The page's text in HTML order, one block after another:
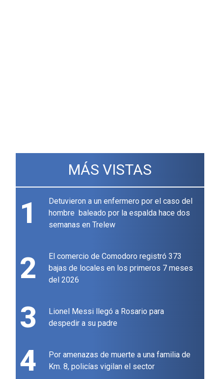
MÁS VISTAS
1
Detuvieron a un enfermero por el caso del
hombre baleado por la espalda hace dos
semanas en Trelew
2
El comercio de Comodoro registró 373
bajas de locales en los primeros 7 meses
del 2026
3
Lionel Messi llegó a Rosario para
despedir a su padre
4
Por amenazas de muerte a una familia de
Km. 8, policías vigilan el sector